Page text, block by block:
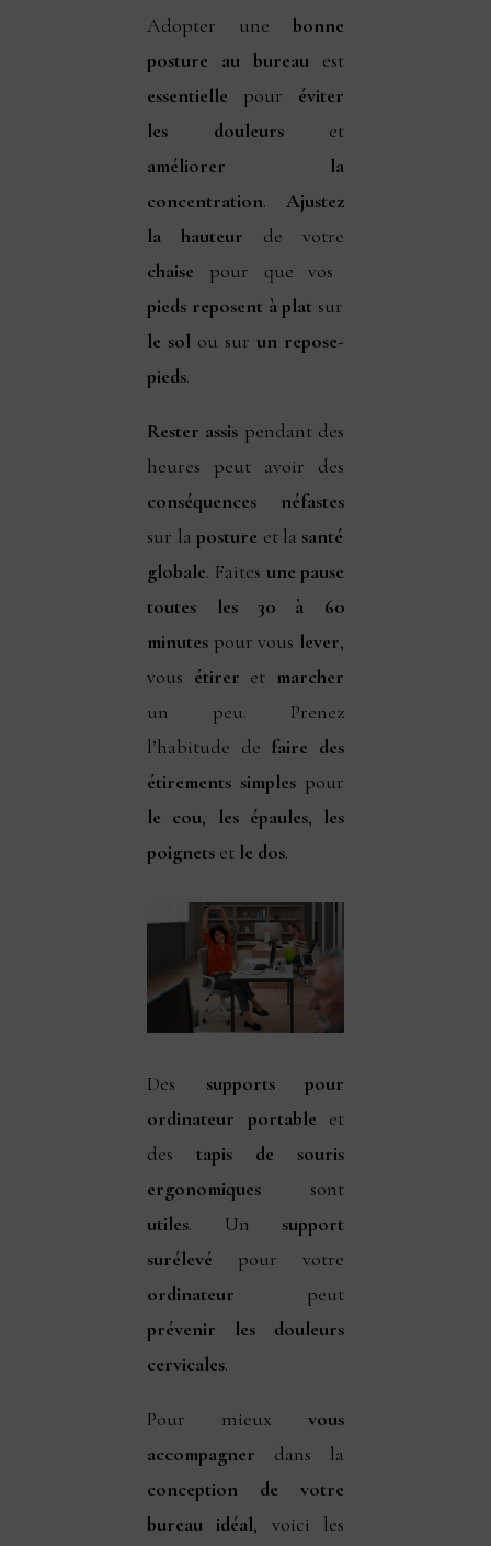
Adopter une bonne
posture au bureau est
essentielle pour éviter
les douleurset
améliorer la
concentration. Ajustez
la hauteur de votre
chaise pour que vos
pieds reposent à plat sur
le sol ou sur un repose-
pieds.
Rester assis pendant des
heures peut avoir des
conséquences néfastes
sur laposture et la santé
globale. Faites une pause
toutes les 30 à 60
minutes pour vous lever,
vous étirer et marcher
un peu. Prenez
l’habitude de faire des
étirements simples pour
le cou, les épaules, les
poignets et le dos.
Des supports pour
ordinateur portable et
destapis de souris
ergonomiques sont
utiles. Un support
surélevé pour votre
ordinateur peut
prévenir les douleurs
cervicales.
Pour mieux vous
accompagner dans la
conception de votre
bureau idéal, voici les